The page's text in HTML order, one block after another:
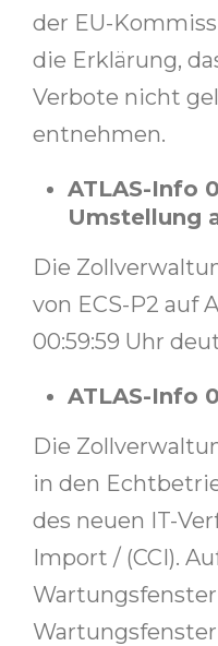
der EU-
die Erklärung,
Verbote nicht
entnehmen.
ATLAS-Info
Umstellung
Die
von ECS-P2 auf
00:59:59 Uhr
ATLAS-Info
Die
in den
des neuen IT-
Import / (CCI).
Wartungsfenster